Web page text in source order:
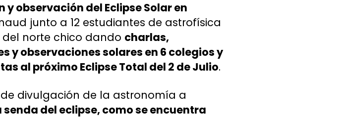
y observación del Eclipse Solar en
junto a 12 estudiantes de astrofísica
norte chico dando charlas,
y observaciones solares en 6 colegios y
al próximo Eclipse Total del 2 de Julio.
divulgación de la astronomía a
senda del eclipse, como se encuentra